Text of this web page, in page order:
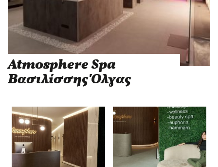
Atmosphere Spa
Βασιλίσσης Όλγας